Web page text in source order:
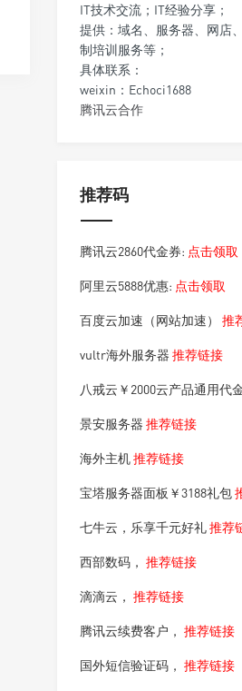
IT技术交流；IT经验分享；
提供：域名、服务器、网店
制培训服务等；
具体联系：
weixin：Echoci1688
腾讯云合作
推荐码
腾讯云2860代金券: 点击领取
阿里云5888优惠: 点击领取
百度云加速（网站加速）推
vultr海外服务器推荐链接
八戒云￥2000云产品通用代
景安服务器推荐链接
海外主机推荐链接
宝塔服务器面板￥3188礼包
七牛云，乐享千元好礼推荐
西部数码，推荐链接
滴滴云，推荐链接
腾讯云续费客户，推荐链接
国外短信验证码，推荐链接